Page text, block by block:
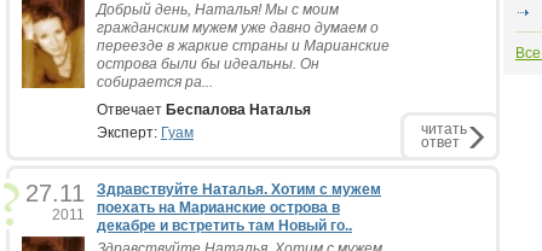
Добрый день, Наталья! Мы с моим
гражданским мужем уже давно думаем о
переезде в жаркие страны и Марианские
острова были бы идеальны. Он
собирается ра...
Отвечает Беспалова Наталья
Эксперт: Гуам читать
ответ
27.11
2011
Здравствуйте Наталья. Хотим с мужем
поехать на Марианские острова в
декабре и встретить там Новый го..